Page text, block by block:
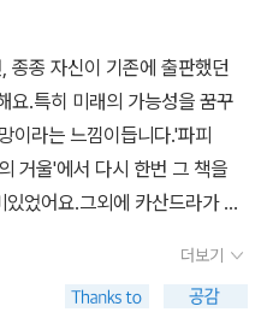
설도 일반소설은 8권밖에 되지
제외하고 38권 읽었습니다.
대부분 판타지소설이 많았네
것 같습니다. 판타지 (31
장문학인데, 원서로 읽으면
이 들었어요. 처음 표지가 너무
는데, 계속보니 은근히 매력이
을까 망설였었는데, 도서관에
이랍니다. 처음 1권이 가장 재
종종 자신이 기존에 출판했던
요.특히 미래의 가능성을 꿈꾸
이라는 느낌이듭니다.'파피
거울'에서 다시 한번 그 책을
었어요.그외에 카산드라가 읽
트의 '듄' 시리즈가 18권까지
볼 엄두도 못내겠습니다.'파운
더보기